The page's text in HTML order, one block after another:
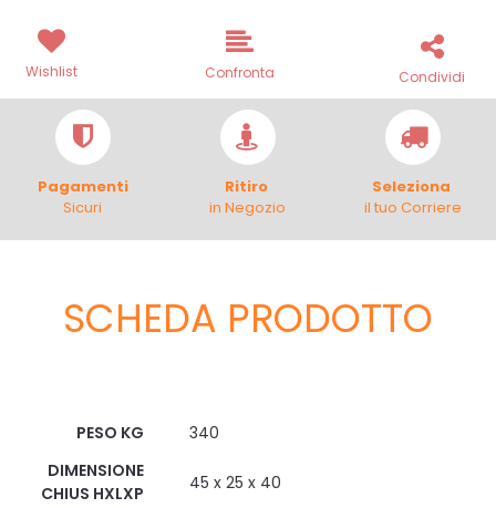
Wishlist Confronta Condividi
Pagamenti
Sicuri
Ritiro
in Negozio
Seleziona
il tuo Corriere
SCHEDA PRODOTTO
PESO KG
340
DIMENSIONE
CHIUS HXLXP
45 x 25 x 40